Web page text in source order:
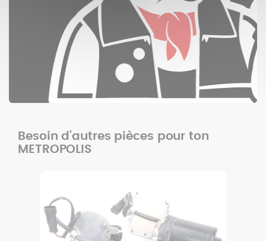
Besoin d'autres pièces pour ton
METROPOLIS